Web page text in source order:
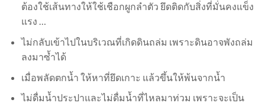
ต้องใช้เส้นทางให้ใช้เชือกผูกลำตัว ยึดติดกับสิ่งที่มั่นคงแข็ง
แรง …
ไม่กลับเข้าไปในบริเวณที่เกิดดินถล่ม เพราะดินอาจพังถล่ม
ลงมาซ้ำได้
เมื่อพลัดตกน้ำ ให้หาที่ยึดเกาะ แล้วขึ้นให้พ้นจากน้ำ
ไม่ดื่มน้ำประปาและไม่ดื่มน้ำที่ไหลมาท่วม เพราะจะเป็น